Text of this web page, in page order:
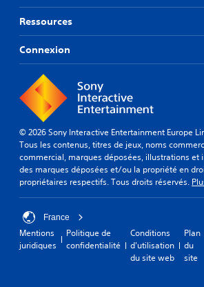
Ressources
Connexion
© 2026 Sony Interactive Entertainment Europe
Tous les contenus, titres de jeux, noms
commercial, marques déposées, illustrations et
des marques déposées et/ou la propriété en
propriétaires respectifs. Tous droits réservés.
France
Mentions
juridiques
Politique de
confidentialité
Conditions
d'utilisation
du site web
Plan
du
site